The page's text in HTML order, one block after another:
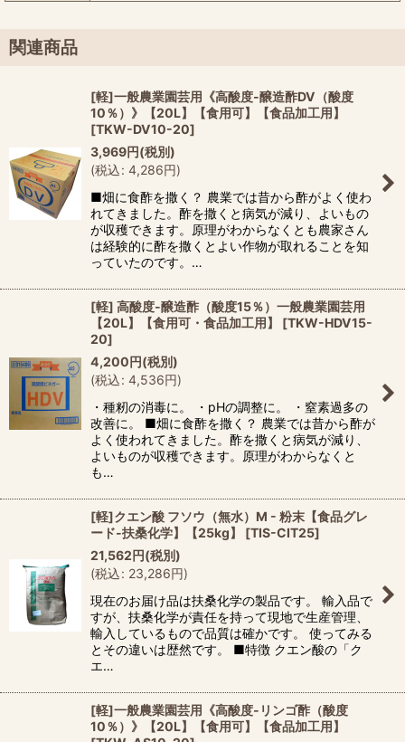
関連商品
[軽]一般農業園芸用《高酸度-醸造酢DV（酸度
10％）》【20L】【食用可】【食品加工用】
[TKW-DV10-20]
3,969円(税別)
(税込: 4,286円)
■畑に食酢を撒く？ 農業では昔から酢がよく使わ
れてきました。酢を撒くと病気が減り、よいもの
が収穫できます。原理がわからなくとも農家さん
は経験的に酢を撒くとよい作物が取れることを知
っていたのです。…
[軽] 高酸度-醸造酢（酸度15％）一般農業園芸用
【20L】【食用可・食品加工用】
[TKW-HDV15-
20]
4,200円(税別)
(税込: 4,536円)
・種籾の消毒に。 ・pHの調整に。 ・窒素過多の
改善に。 ■畑に食酢を撒く？ 農業では昔から酢が
よく使われてきました。酢を撒くと病気が減り、
よいものが収穫できます。原理がわからなくと
も…
[軽]クエン酸 フソウ（無水）M - 粉末【食品グレ
ード-扶桑化学】【25kg】
[TIS-CIT25]
21,562円(税別)
(税込: 23,286円)
現在のお届け品は扶桑化学の製品です。 輸入品で
すが、扶桑化学が責任を持って現地で生産管理、
輸入しているもので品質は確かです。 使ってみる
とその違いは歴然です。 ■特徴 クエン酸の「ク
エ…
[軽]一般農業園芸用《高酸度-リンゴ酢（酸度
10％）》【20L】【食用可】【食品加工用】